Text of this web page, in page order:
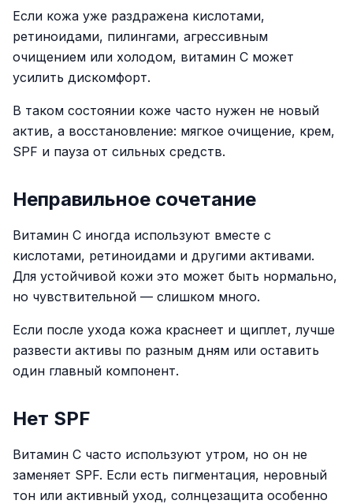
Если кожа уже раздражена кислотами,
ретиноидами, пилингами, агрессивным
очищением или холодом, витамин C может
усилить дискомфорт.
В таком состоянии коже часто нужен не новый
актив, а восстановление: мягкое очищение, крем,
SPF и пауза от сильных средств.
Неправильное сочетание
Витамин C иногда используют вместе с
кислотами, ретиноидами и другими активами.
Для устойчивой кожи это может быть нормально,
но чувствительной — слишком много.
Если после ухода кожа краснеет и щиплет, лучше
развести активы по разным дням или оставить
один главный компонент.
Нет SPF
Витамин C часто используют утром, но он не
заменяет SPF. Если есть пигментация, неровный
тон или активный уход, солнцезащита особенно